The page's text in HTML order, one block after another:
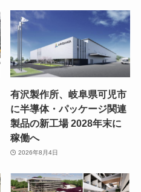
有沢製作所、岐阜県可児市
に半導体・パッケージ関連
製品の新工場 2028年末に
稼働へ
2026年8月4日